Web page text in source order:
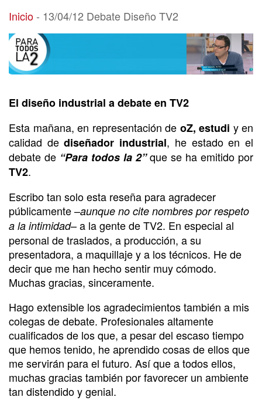
13/04/12 Debate Diseño TV2
Inicio- 13/04/12 Debate Diseño TV2
El diseño industrial a debate en TV2
Esta mañana, en representación de oZ, estudi y en
calidad dediseñador industrial, he estado en el
debate de “Para todos la 2”que se ha emitido por
TV2.
Escribo tan solo esta reseña para agradecer
públicamente –aunque no cite nombres por respeto
a la intimidad– a la gente de TV2. En especial al
personal de traslados, a producción, a su
presentadora, a maquillaje y a los técnicos. He de
decir que me han hecho sentir muy cómodo.
Muchas gracias, sinceramente.
Hago extensible los agradecimientos también a mis
colegas de debate. Profesionales altamente
cualificados de los que, a pesar del escaso tiempo
que hemos tenido, he aprendido cosas de ellos que
me servirán para el futuro. Así que a todos ellos,
muchas gracias también por favorecer un ambiente
tan distendido y genial.